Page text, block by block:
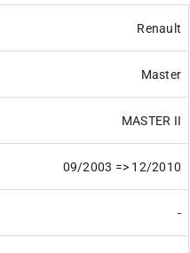
Renault
Master
MASTER II
09/2003 => 12/2010
-